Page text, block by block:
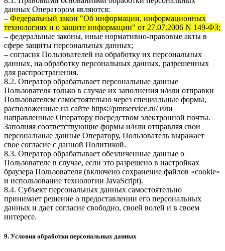
данных Оператором являются:
– Федеральный закон "Об информации, информационных
технологиях и о защите информации" от 27.07.2006 N 149-ФЗ;
– федеральные законы, иные нормативно-правовые акты в
сфере защиты персональных данных;
– согласия Пользователей на обработку их персональных
данных, на обработку персональных данных, разрешенных
для распространения.
8.2. Оператор обрабатывает персональные данные
Пользователя только в случае их заполнения и/или отправки
Пользователем самостоятельно через специальные формы,
расположенные на сайте https://pmrservice.ru/или
направленные Оператору посредством электронной почты.
Заполняя соответствующие формы и/или отправляя свои
персональные данные Оператору, Пользователь выражает
свое согласие с данной Политикой.
8.3. Оператор обрабатывает обезличенные данные о
Пользователе в случае, если это разрешено в настройках
браузера Пользователя (включено сохранение файлов «cookie»
и использование технологии JavaScript).
8.4. Субъект персональных данных самостоятельно
принимает решение о предоставлении его персональных
данных и дает согласие свободно, своей волей и в своем
интересе.
9. Условия обработки персональных данных